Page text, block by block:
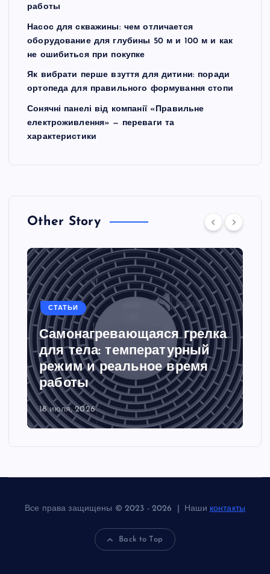
работы
Насос для скважины: чем отличается
оборудование для глубины 50 м и 100 м и как
не ошибиться при покупке
Як вибрати перше взуття для дитини: поради
ортопеда для правильного формування стопи
Сонячні панелі від компанії «Правильне
електроживлення» — переваги та
характеристики
Other Story
СТАТЬИ
Самонагревающаяся грелка
для тела: температурный
режим и реальное время
работы
18 июля, 2026
Все права защищены © 2023 - 2026 | Наши контакты
Back to Top